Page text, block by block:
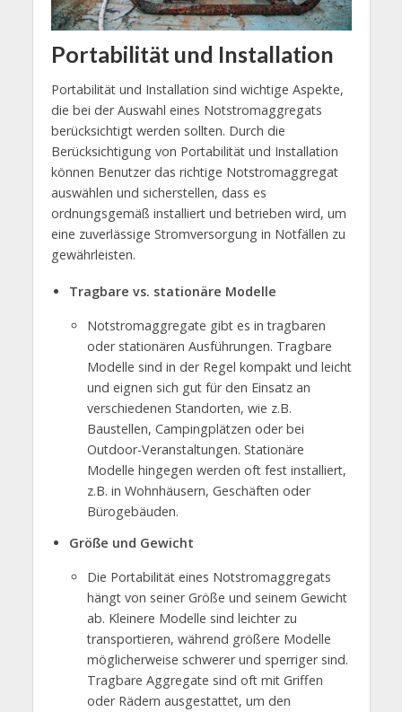
Portabilität und Installation
Portabilität und Installation sind wichtige Aspekte,
die bei der Auswahl eines Notstromaggregats
berücksichtigt werden sollten. Durch die
Berücksichtigung von Portabilität und Installation
können Benutzer das richtige Notstromaggregat
auswählen und sicherstellen, dass es
ordnungsgemäß installiert und betrieben wird, um
eine zuverlässige Stromversorgung in Notfällen zu
gewährleisten.
Tragbare vs. stationäre Modelle
Notstromaggregate gibt es in tragbaren
oder stationären Ausführungen. Tragbare
Modelle sind in der Regel kompakt und leicht
und eignen sich gut für den Einsatz an
verschiedenen Standorten, wie z.B.
Baustellen, Campingplätzen oder bei
Outdoor-Veranstaltungen. Stationäre
Modelle hingegen werden oft fest installiert,
z.B. in Wohnhäusern, Geschäften oder
Bürogebäuden.
Größe und Gewicht
Die Portabilität eines Notstromaggregats
hängt von seiner Größe und seinem Gewicht
ab. Kleinere Modelle sind leichter zu
transportieren, während größere Modelle
möglicherweise schwerer und sperriger sind.
Tragbare Aggregate sind oft mit Griffen
oder Rädern ausgestattet, um den